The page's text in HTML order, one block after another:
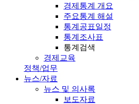
경제통계 개요
주요통계 해설
통계공표일정
통계조사표
통계검색
경제교육
정책/업무
뉴스/자료
뉴스 및 의사록
보도자료